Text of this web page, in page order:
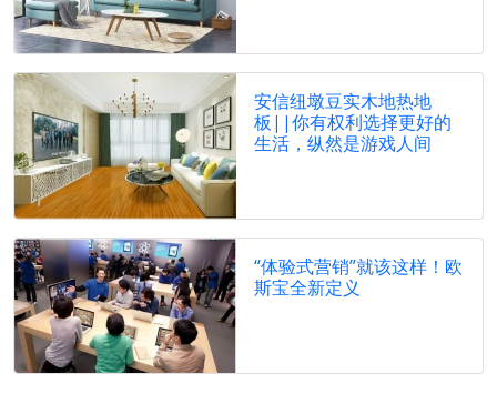
安信纽墩豆实木地热地
板||你有权利选择更好的
生活，纵然是游戏人间
“体验式营销”就该这样！欧
斯宝全新定义